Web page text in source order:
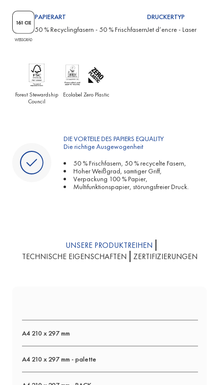
161 CIE
WEISSGRAD
PAPIERART
50 % Recyclingfasern - 50 % Frischfasern
DRUCKERTYP
Jet d’encre - Laser
Forest Stewardship
Council
Ecolabel Zero Plastic
DIE VORTEILE DES PAPIERS EQUALITY
Die richtige Ausgewogenheit
50 % Frischfasern, 50 % recycelte Fasern,
Hoher Weißgrad, samtiger Griff,
Verpackung 100 % Papier,
Multifunktionspapier, störungsfreier Druck.
UNSERE PRODUKTREIHEN
TECHNISCHE EIGENSCHAFTEN
ZERTIFIZIERUNGEN
A4 210 x 297 mm
A4 210 x 297 mm - palette